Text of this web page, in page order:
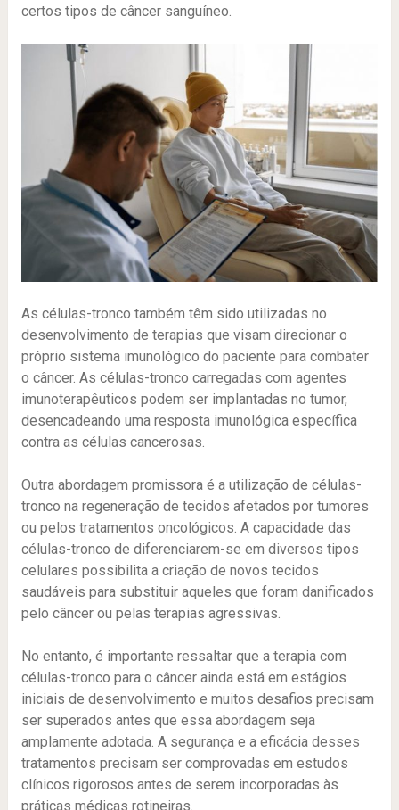
certos tipos de câncer sanguíneo.
As células-tronco também têm sido utilizadas no
desenvolvimento de terapias que visam direcionar o
próprio sistema imunológico do paciente para combater
o câncer. As células-tronco carregadas com agentes
imunoterapêuticos podem ser implantadas no tumor,
desencadeando uma resposta imunológica específica
contra as células cancerosas.
Outra abordagem promissora é a utilização de células-
tronco na regeneração de tecidos afetados por tumores
ou pelos tratamentos oncológicos. A capacidade das
células-tronco de diferenciarem-se em diversos tipos
celulares possibilita a criação de novos tecidos
saudáveis para substituir aqueles que foram danificados
pelo câncer ou pelas terapias agressivas.
No entanto, é importante ressaltar que a terapia com
células-tronco para o câncer ainda está em estágios
iniciais de desenvolvimento e muitos desafios precisam
ser superados antes que essa abordagem seja
amplamente adotada. A segurança e a eficácia desses
tratamentos precisam ser comprovadas em estudos
clínicos rigorosos antes de serem incorporadas às
práticas médicas rotineiras.